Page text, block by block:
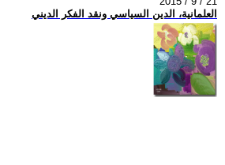
العلمانية، الدين السياسي ونقد الفكر الديني